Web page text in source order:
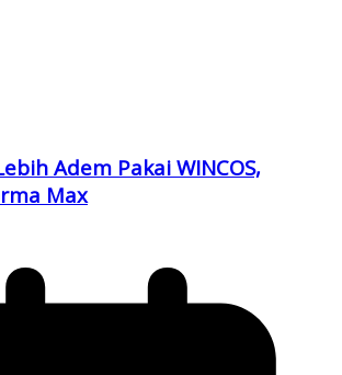
Adem Pakai WINCOS,
Max